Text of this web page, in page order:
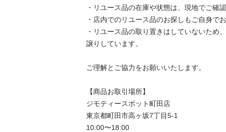
・リユース品の在庫や状態は、現地でご確
・店内でのリユース品のお探しもご自身で
・リユース品の取り置きはしていないため
譲りしています。
ご理解とご協力をお願いいたします。
【商品お取引場所】
ジモティースポット町田店
東京都町田市高ヶ坂7丁目5-1
10:00〜18:00